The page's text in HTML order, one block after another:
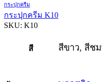
กระปุกครีม
กระปุกครีม K10
SKU: K10
สี สีขาว, สีช